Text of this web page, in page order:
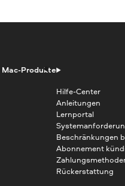
Mac-Produkte
Hilfe-Center
Anleitungen
Lernportal
Beschränkungen
Abonnement
Rückerstattung